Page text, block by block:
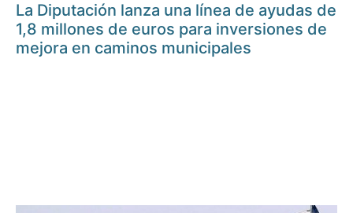
La Diputación lanza una línea de ayudas de
1,8 millones de euros para inversiones de
mejora en caminos municipales